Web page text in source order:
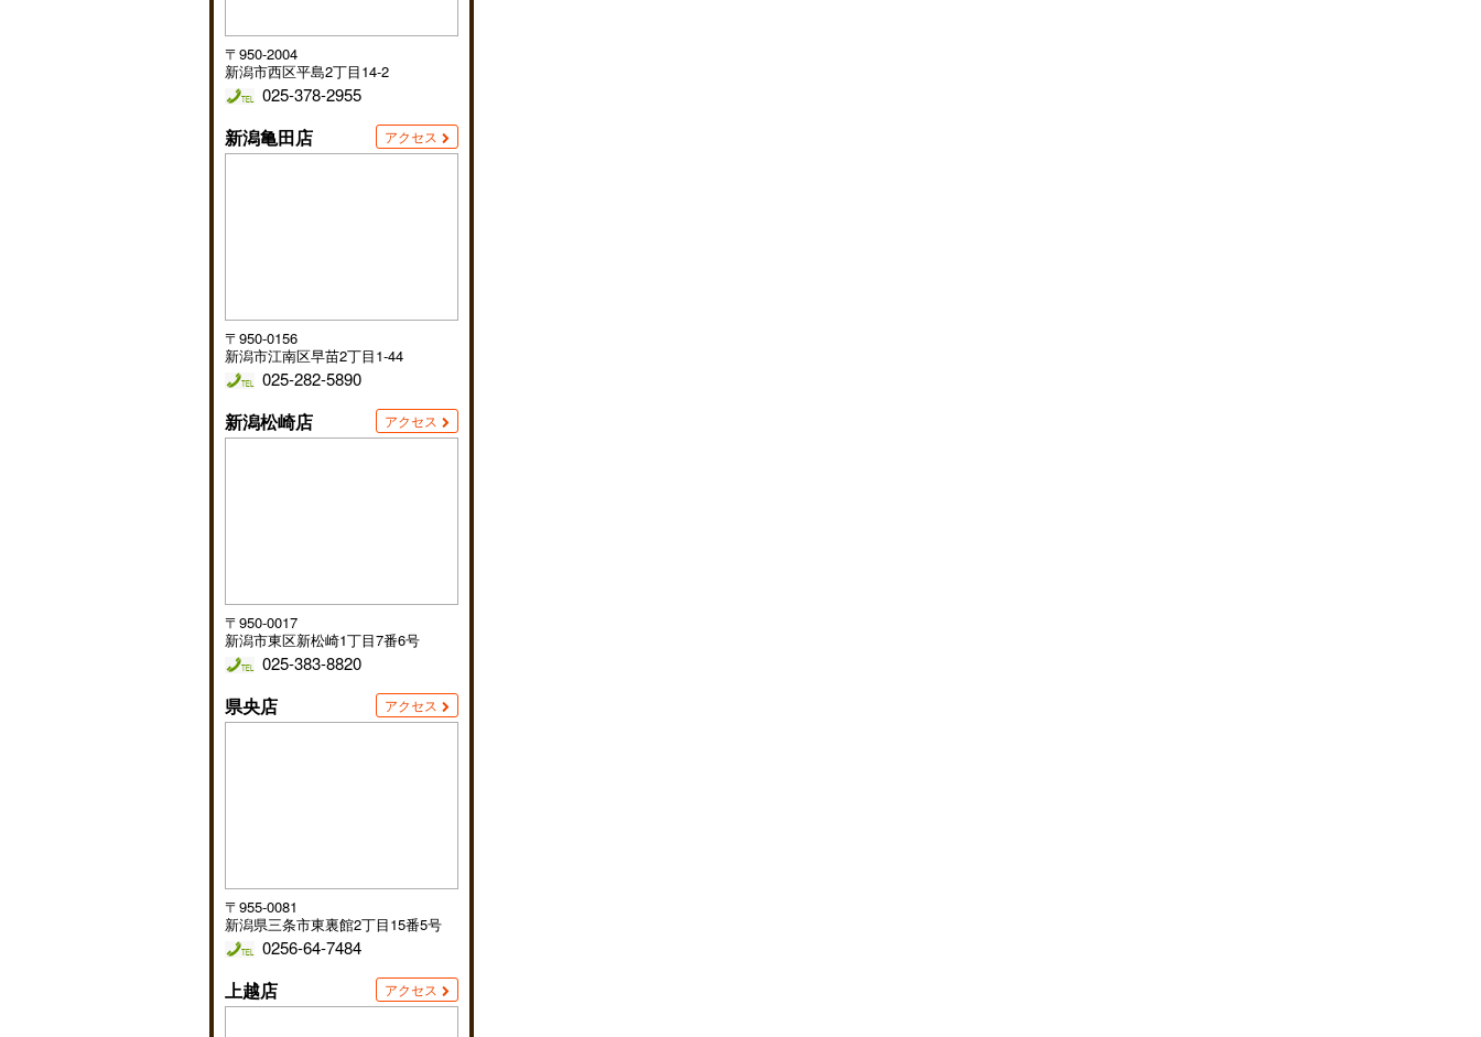
〒950-2004
新潟市西区平島2丁目14-2
025-378-2955
新潟亀田店 アクセス
〒950-0156
新潟市江南区早苗2丁目1-44
025-282-5890
新潟松崎店 アクセス
〒950-0017
新潟市東区新松崎1丁目7番6号
025-383-8820
県央店 アクセス
〒955-0081
新潟県三条市東裏館2丁目15番5号
0256-64-7484
上越店 アクセス